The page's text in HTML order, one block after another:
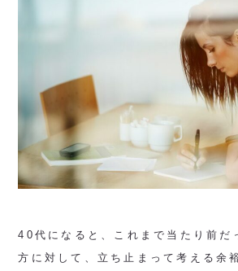
40代になると、これまで当たり前だ
方に対して、立ち止まって考える余